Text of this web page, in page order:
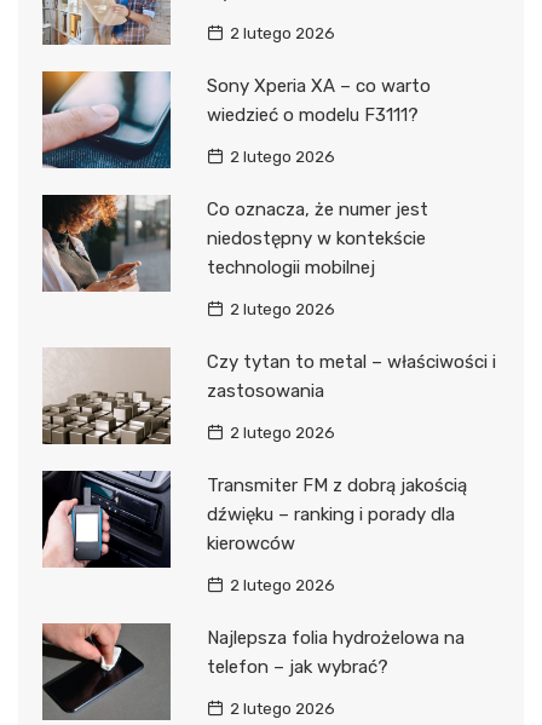
2 lutego 2026
Sony Xperia XA – co warto
wiedzieć o modelu F3111?
2 lutego 2026
Co oznacza, że numer jest
niedostępny w kontekście
technologii mobilnej
2 lutego 2026
Czy tytan to metal – właściwości i
zastosowania
2 lutego 2026
Transmiter FM z dobrą jakością
dźwięku – ranking i porady dla
kierowców
2 lutego 2026
Najlepsza folia hydrożelowa na
telefon – jak wybrać?
2 lutego 2026